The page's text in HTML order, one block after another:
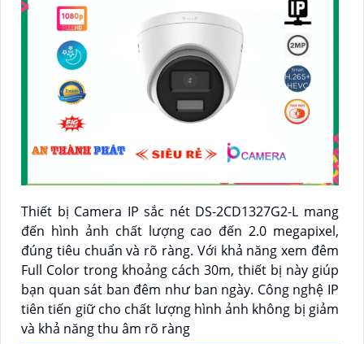
Thiết bị Camera IP sắc nét DS-2CD1327G2-L mang
đến hình ảnh chất lượng cao đến 2.0 megapixel,
đúng tiêu chuẩn và rõ ràng. Với khả năng xem đêm
Full Color trong khoảng cách 30m, thiết bị này giúp
bạn quan sát ban đêm như ban ngày. Công nghệ IP
tiên tiến giữ cho chất lượng hình ảnh không bị giảm
và khả năng thu âm rõ ràng